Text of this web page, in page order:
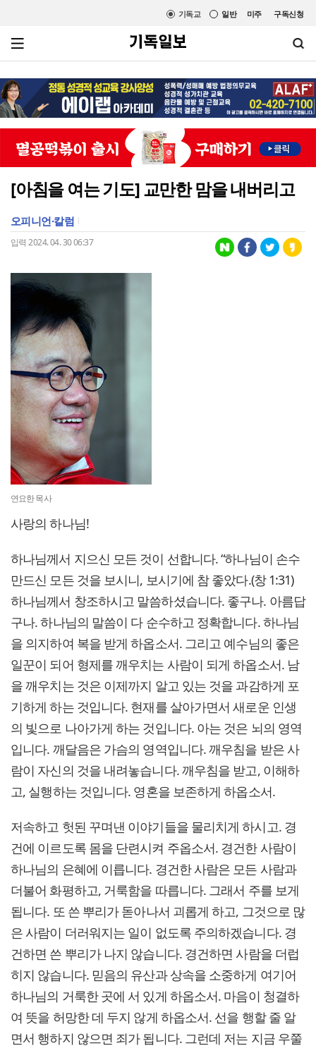
미주 구독신청
일반
기독교
[아침을 여는 기도] 교만한 맘을 내버리고
오피니언·칼럼
입력 2024. 04. 30 06:37
연요한 목사
사랑의 하나님!
하나님께서 지으신 모든 것이 선합니다. “하나님이 손수
만드신 모든 것을 보시니, 보시기에 참 좋았다.(창 1:31)
하나님께서 창조하시고 말씀하셨습니다. 좋구나. 아름답
구나. 하나님의 말씀이 다 순수하고 정확합니다. 하나님
을 의지하여 복을 받게 하옵소서. 그리고 예수님의 좋은
일꾼이 되어 형제를 깨우치는 사람이 되게 하옵소서. 남
을 깨우치는 것은 이제까지 알고 있는 것을 과감하게 포
기하게 하는 것입니다. 현재를 살아가면서 새로운 인생
의 빛으로 나아가게 하는 것입니다. 아는 것은 뇌의 영역
입니다. 깨달음은 가슴의 영역입니다. 깨우침을 받은 사
람이 자신의 것을 내려놓습니다. 깨우침을 받고, 이해하
고, 실행하는 것입니다. 영혼을 보존하게 하옵소서.
저속하고 헛된 꾸며낸 이야기들을 물리치게 하시고. 경
건에 이르도록 몸을 단련시켜 주옵소서. 경건한 사람이
하나님의 은혜에 이릅니다. 경건한 사람은 모든 사람과
더불어 화평하고, 거룩함을 따릅니다. 그래서 주를 보게
됩니다. 또 쓴 뿌리가 돋아나서 괴롭게 하고, 그것으로 많
은 사람이 더러워지는 일이 없도록 주의하겠습니다. 경
건하면 쓴 뿌리가 나지 않습니다. 경건하면 사람을 더럽
히지 않습니다. 믿음의 유산과 상속을 소중하게 여기어
하나님의 거룩한 곳에 서 있게 하옵소서. 마음이 청결하
여 뜻을 허망한 데 두지 않게 하옵소서. 선을 행할 줄 알
면서 행하지 않으면 죄가 됩니다. 그런데 저는 지금 우쭐